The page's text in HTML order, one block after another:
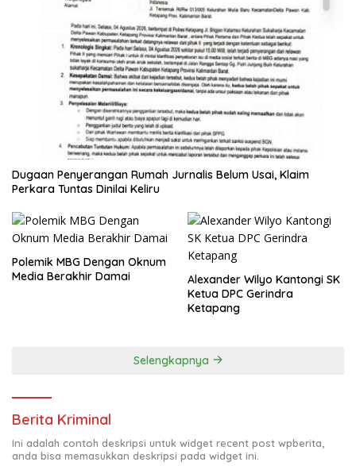
Dugaan Penyerangan Rumah Jurnalis Belum Usai, Klaim
Perkara Tuntas Dinilai Keliru
Polemik MBG Dengan Oknum
Media Berakhir Damai
Alexander Wilyo Kantongi SK
Ketua DPC Gerindra
Ketapang
Selengkapnya
Berita Kriminal
Ini adalah contoh deskripsi untuk widget recent post wpberita,
anda bisa memasukkan deskripsi pada widget ini.